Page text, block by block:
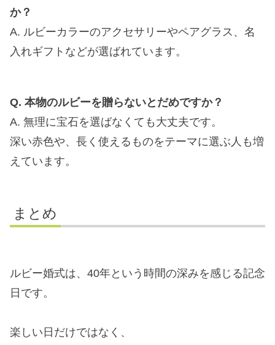
か？
A. ルビーカラーのアクセサリーやペアグラス、名
入れギフトなどが選ばれています。
Q. 本物のルビーを贈らないとだめですか？
A. 無理に宝石を選ばなくても大丈夫です。
深い赤色や、長く使えるものをテーマに選ぶ人も増
えています。
まとめ
ルビー婚式は、40年という時間の深みを感じる記念
日です。
楽しい日だけではなく、